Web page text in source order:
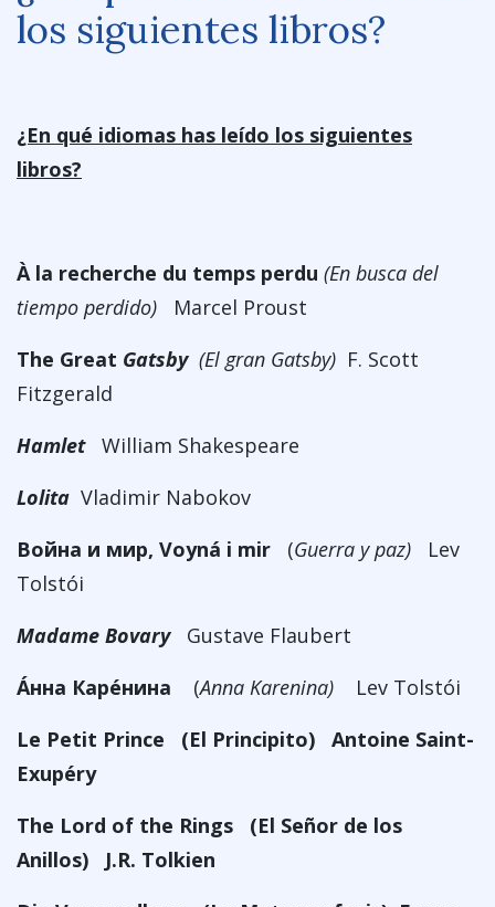
los siguientes libros?
¿En qué idiomas has leído los siguientes
libros?
À la recherche du temps perdu (En busca del
tiempo perdido) Marcel Proust
The Great Gatsby(El gran Gatsby) F. Scott
Fitzgerald
Hamlet
William Shakespeare
Lolita Vladimir Nabokov
Война и мир, Voyná i mir (Guerra y paz)
Lev
Tolstói
Madame Bovary
Gustave Flaubert
Áнна Карéнина (Anna Karenina)
Lev Tolstói
Le Petit Prince (El Principito) Antoine Saint-
Exupéry
The Lord of the Rings
(El Señor de los
Anillos) J.R. Tolkien